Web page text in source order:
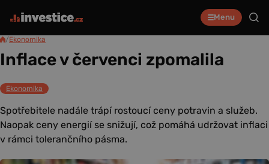
Menu
/Ekonomika
Inflace v červenci zpomalila
Ekonomika
Spotřebitele nadále trápí rostoucí ceny potravin a služeb.
Naopak ceny energií se snižují, což pomáhá udržovat inflaci
v rámci tolerančního pásma.